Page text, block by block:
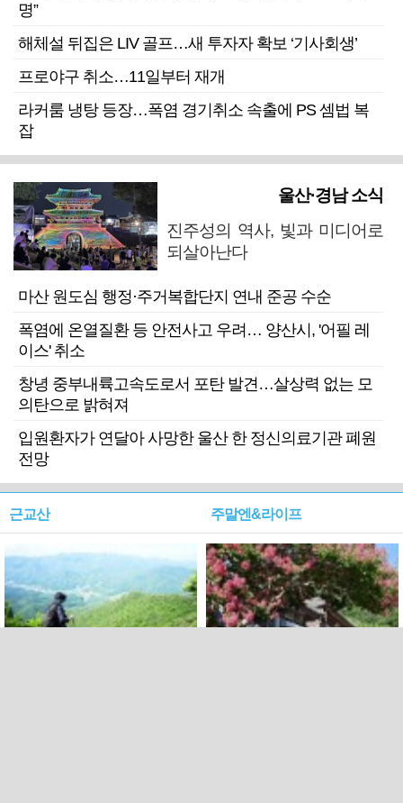
명”
해체설 뒤집은 LIV 골프…새 투자자 확보 ‘기사회생’
프로야구 취소…11일부터 재개
라커룸 냉탕 등장…폭염 경기취소 속출에 PS 셈법 복
잡
울산·경남 소식
진주성의 역사, 빛과 미디어로
되살아난다
마산 원도심 행정·주거복합단지 연내 준공 수순
폭염에 온열질환 등 안전사고 우려… 양산시, '어필 레
이스' 취소
창녕 중부내륙고속도로서 포탄 발견…살상력 없는 모
의탄으로 밝혀져
입원환자가 연달아 사망한 울산 한 정신의료기관 폐원
전망
근교산 주말엔&라이프